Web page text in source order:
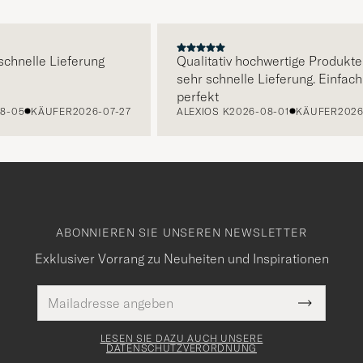
Lieferung
KÄUFER 2026-07-27
Qualitativ hochwertige Produkte und
sehr schnelle Lieferung. Einfach
perfekt
ALEXIOS K2026-08-01 KÄUFER 2026-07-
ABONNIEREN SIE UNSEREN NEWSLETTER
Exklusiver Vorrang zu Neuheiten und Inspirationen
Mail
Adresse
Pflichtfeld
Submit
Newsletter
LESEN SIE DAZU AUCH UNSERE
DATENSCHUTZVERORDNUNG